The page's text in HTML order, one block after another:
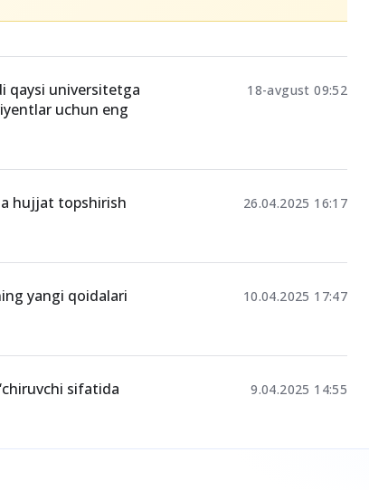
qaysi universitetga
uchun eng
18-avgust 09:52
hujjat topshirish
26.04.2025 16:17
yangi qoidalari
10.04.2025 17:47
sifatida
9.04.2025 14:55